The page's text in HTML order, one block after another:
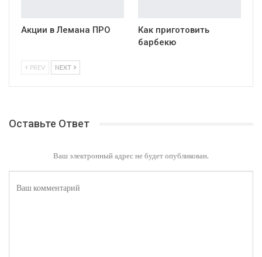
Акции в Лемана ПРО
Как приготовить
барбекю
PREV NEXT
Оставьте Ответ
Ваш электронный адрес не будет опубликован.